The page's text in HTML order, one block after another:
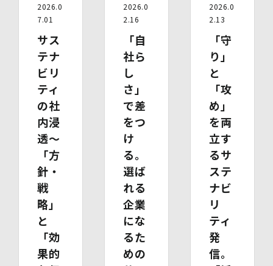
す。
当社は、開示等の依頼を受け、当該依頼が個人情報保護法
に定める要件を満たす場合には、当社の定める手続に従っ
て速やかに対応します。
開示等のお求めについては、以下のお問い合わせ窓口まで
お申し出ください。
(2)開示等の求めに関するお手続
お申し出受付け後、当社「保有個人情報に関する開示等の
請求書」を送付いたします。 ご記入いただいた「請求
書」と「本人確認書類のコピー」、代理人によるお求めの
場合は「代理人であることを確認する書類」を送付してく
ださい。また、各資料に含まれる本籍地情報は都道府県ま
でとし、それ以降の情報は黒塗り等の処理をしてくださ
い。
・ 本人確認書類の写し（運転免許証、パスポート、健康
保険証、住民票、年金手帳等）
・ 代理人であることを確認する書類
【代理人様が未成年者の法定代理人の場合】
・ 代理人様ご本人の本人確認書類の写し
・ いずれかの写し（戸籍謄本、住民票（続柄の記載され
2026.0
7.01
サス
テナ
ビリ
ティ
の社
内浸
透～
「方
針・
戦
略」
と
「効
果的
2026.0
2.16
「自
社ら
し
さ」
で差
をつ
け
る。
選ば
れる
企業
にな
るた
めの
2026.0
2.13
「守
り」
と
「攻
め」
を両
立す
るサ
ステ
ナビ
リ
ティ
発
信。